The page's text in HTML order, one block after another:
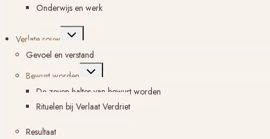
Onderwijs en werk
Verlate rouw
Toggle
submenu
Gevoel en verstand
Bewust worden
Toggle
submenu
De zeven haltes van bewust worden
Rituelen bij Verlaat Verdriet
Resultaat